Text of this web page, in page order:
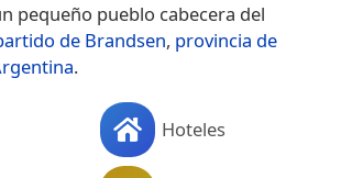
pequeño pueblo cabecera del
de Brandsen, provincia de
.
Hoteles